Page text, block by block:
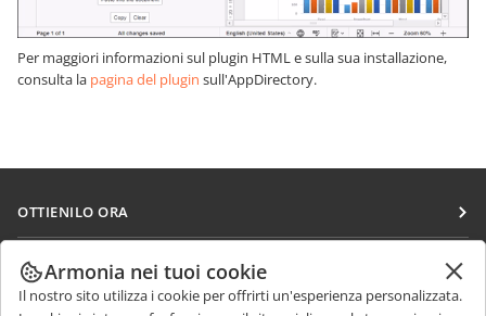
Per maggiori informazioni sul plugin HTML e sulla sua installazione,
consulta la pagina del plugin sull'AppDirectory.
OTTIENILO ORA
Docs
DocSpace
COLLABORA
Per i contributori
Armonia nei tuoi cookie
Il nostro sito utilizza i cookie per offrirti un'esperienza personalizzata.